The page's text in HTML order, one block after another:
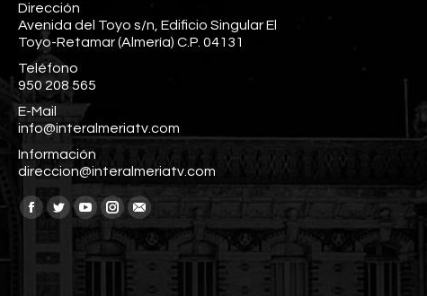
Dirección
Avenida del Toyo s/n, Edificio Singular El
Toyo-Retamar (Almería) C.P. 04131
Teléfono
950 208 565
E-Mail
info@interalmeriatv.com
Información
direccion@interalmeriatv.com
Encuéntranos en:
Facebook
TwitterYouTube
Instagram
Mail